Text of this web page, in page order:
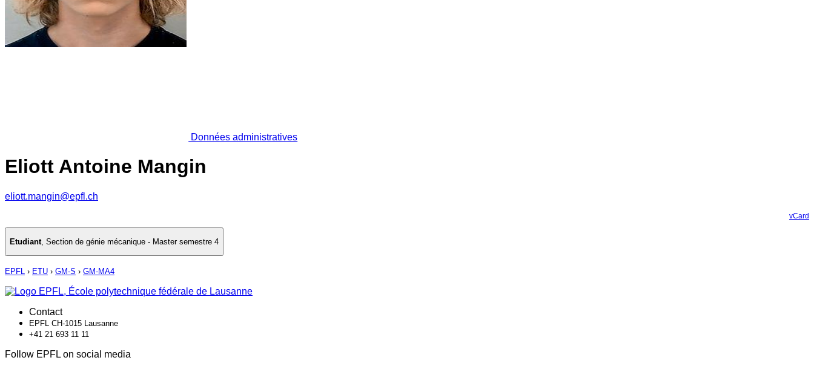
Données administratives
Eliott Antoine Mangin
eliott.mangin@epfl.ch
vCard
Etudiant, Section de génie mécanique - Master semestre 4
EPFL › ETU › GM-S › GM-MA4
Contact
EPFL CH-1015 Lausanne
+41 21 693 11 11
Follow EPFL on social media